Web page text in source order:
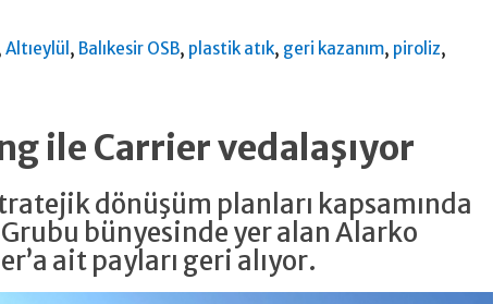
Altıeylül , Balıkesir OSB, plastik atık, geri kazanım, piroliz,
ile Carrier vedalaşıyor
dönüşüm planları kapsamında
bünyesinde yer alan Alarko
ait payları geri alıyor.